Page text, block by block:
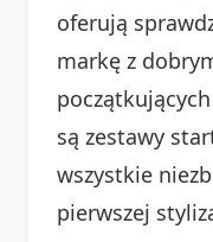
oferują
markę z
są zestawy
wszystkie
pierwszej